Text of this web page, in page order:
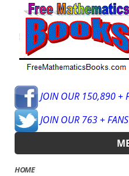
JOIN OUR 150,890 +
JOIN OUR 763 + FANS
HOME